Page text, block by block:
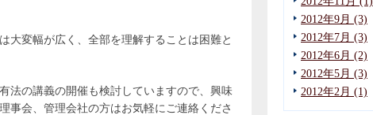
大変幅が広く、全部を理解することは困難と
法の講義の開催も検討していますので、興味
事会、管理会社の方はお気軽にご連絡くださ
2012年9月 (3)
2012年7月 (3)
2012年6月 (2)
2012年5月 (3)
2012年2月 (1)